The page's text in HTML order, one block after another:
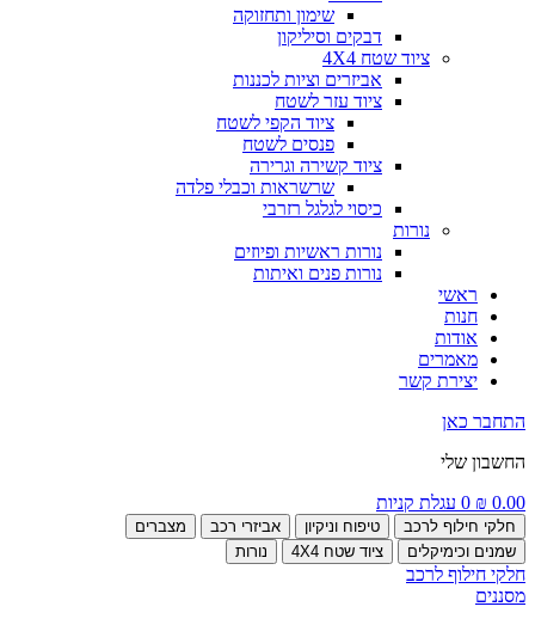
שימון ותחזוקה
דבקים וסיליקון
ציוד שטח 4X4
אביזרים וציות לכננות
ציוד עזר לשטח
ציוד הקפי לשטח
פנסים לשטח
ציוד קשירה וגרירה
שרשראות וכבלי פלדה
כיסוי לגלגל רזרבי
נורות
נורות ראשיות ופיוזים
נורות פנים ואיתות
ראשי
חנות
אודות
מאמרים
יצירת קשר
התחבר כאן
החשבון שלי
₪ 0.00
0 עגלת קניות
חלקי חילוף לרכב טיפוח וניקיון אביזרי רכב
מצברים
שמנים וכימיקלים
ציוד שטח 4X4 נורות
חלקי חילוף לרכב
מסננים